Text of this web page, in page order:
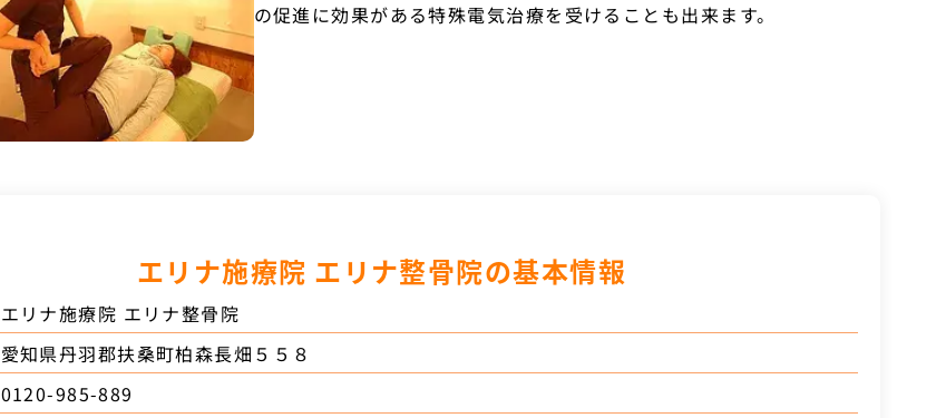
の促進に効果がある特殊電気治療を受けることも出来ます。
エリナ施療院 エリナ整骨院の基本情報
エリナ施療院 エリナ整骨院
愛知県丹羽郡扶桑町柏森長畑５５８
0120-985-889